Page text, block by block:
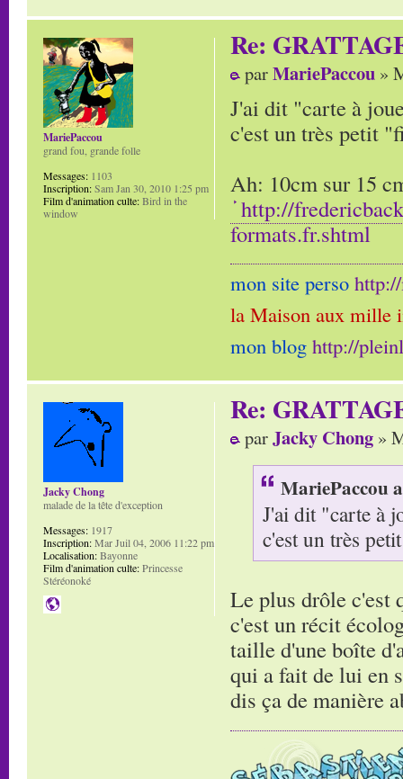
Re:
parMariePaccou »
J'ai dit "carte à
c'est un très petit
Ah: 10cm sur 15
http://
formats.fr.shtml
mon site perso
la Maison aux mille
mon blog http://
MariePaccou
grand fou, grande folle
Messages: 1103
Inscription:Sam Jan 30, 2010 1:25 pm
Film d'animation culte:Bird in the
window
Re:
parJacky Chong »
MariePaccou
J'ai dit "carte à
c'est un très
Le plus drôle c'est
c'est un récit
taille d'une boîte
qui a fait de lui en
dis ça de manière
Jacky Chong
malade de la tête d'exception
Messages: 1917
Inscription:Mar Juil 04, 2006 11:22 pm
Localisation:Bayonne
Film d'animation culte:Princesse
Stéréonoké